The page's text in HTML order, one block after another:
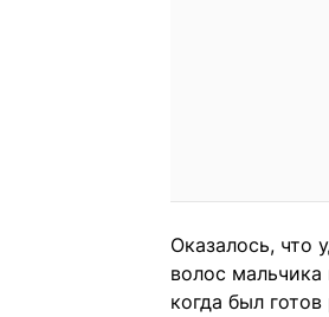
Оказалось, что
волос
когда был